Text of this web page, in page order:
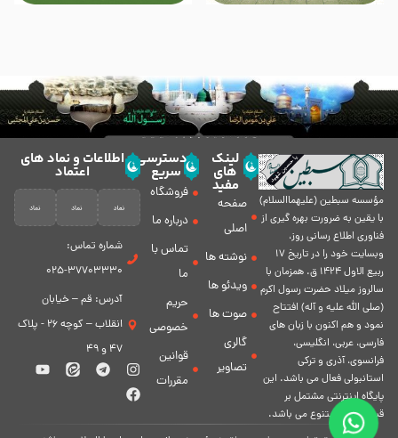
مؤسسه سبطين (عليهماالسلام)
با يقين به ضرورت بهره گیرى از
فناورى اطلاع رسانى روز،
وبسایت خود را در تاريخ 17
ربيع الاول 1424 ق. همزمان با
سالروز ميلاد حضرت رسول اكرم
(صلی الله علیه و آله) افتتاح
نمود و هم اكنون با زبان های
فارسی، عربى، انگلیسی،
فرانسوی، آذری و ترکی
استانبولی فعال مى باشد. اين
پايگاه اينترنتى مشتمل بر
قسمت هاى متنوع مى باشد.
لینک
های
مفید
صفحه
اصلی
نوشته ها
ویدئو ها
صوت ها
گالری
تصاویر
دسترسی
سریع
فروشگاه
درباره ما
تماس با
ما
حریم
خصوصی
قوانین
مقررات
اطلاعات و نماد های
اعتماد
شماره تماس:
37703330-025
آدرس: قم – خیابان
انقلاب – کوچه 26 - پلاک
47 و 49